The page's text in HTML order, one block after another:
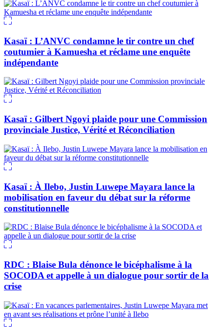
Kasaï : L’ANVC condamne le tir contre un chef
coutumier à Kamuesha et réclame une enquête
indépendante
Kasaï : Gilbert Ngoyi plaide pour une Commission
provinciale Justice, Vérité et Réconciliation
Kasaï : À Ilebo, Justin Luwepe Mayara lance la
mobilisation en faveur du débat sur la réforme
constitutionnelle
RDC : Blaise Bula dénonce le bicéphalisme à la
SOCODA et appelle à un dialogue pour sortir de la
crise